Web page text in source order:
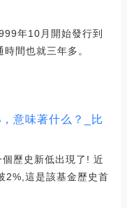
年10月開始發行到
間也就三年多。
意味著什么？_比
歷史新低出現了! 近
2%,這是該基金歷史首